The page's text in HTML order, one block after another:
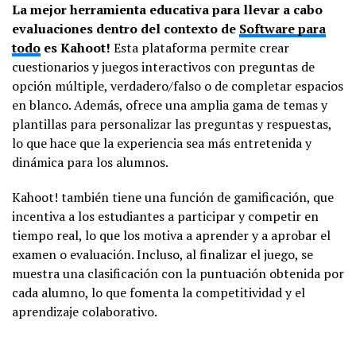
La mejor herramienta educativa para llevar a cabo
evaluaciones dentro del contexto de Software para
todo es Kahoot! Esta plataforma permite crear
cuestionarios y juegos interactivos con preguntas de
opción múltiple, verdadero/falso o de completar espacios
en blanco. Además, ofrece una amplia gama de temas y
plantillas para personalizar las preguntas y respuestas,
lo que hace que la experiencia sea más entretenida y
dinámica para los alumnos.
Kahoot! también tiene una función de gamificación, que
incentiva a los estudiantes a participar y competir en
tiempo real, lo que los motiva a aprender y a aprobar el
examen o evaluación. Incluso, al finalizar el juego, se
muestra una clasificación con la puntuación obtenida por
cada alumno, lo que fomenta la competitividad y el
aprendizaje colaborativo.